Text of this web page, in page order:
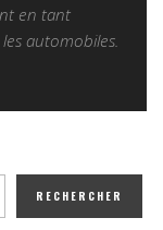
en tant
automobiles.
RECHERCHER